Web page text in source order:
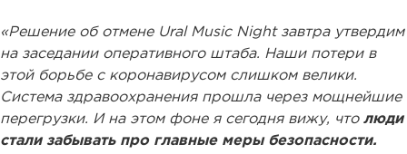
«Решение об отмене Ural Music Night завтра утвердим
на заседании оперативного штаба. Наши потери в
этой борьбе с коронавирусом слишком велики.
Система здравоохранения прошла через мощнейшие
перегрузки. И на этом фоне я сегодня вижу, что люди
стали забывать про главные меры безопасности.